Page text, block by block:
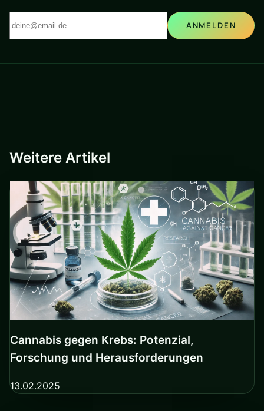
ANMELDEN
Weitere Artikel
Cannabis gegen Krebs: Potenzial,
Forschung und Herausforderungen
13.02.2025